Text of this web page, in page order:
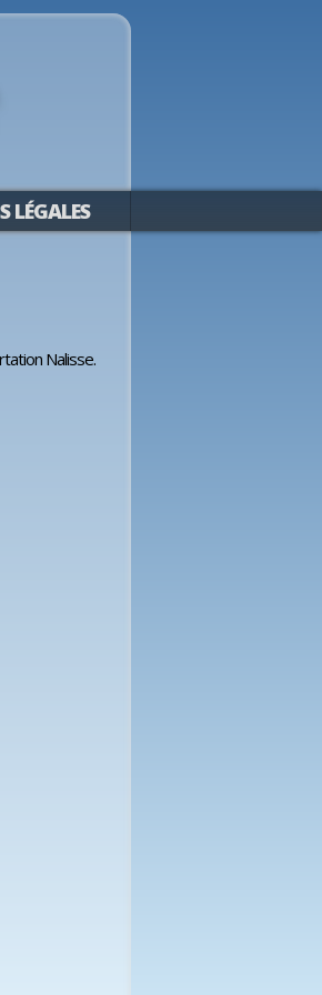
LÉGALES
Nalisse.